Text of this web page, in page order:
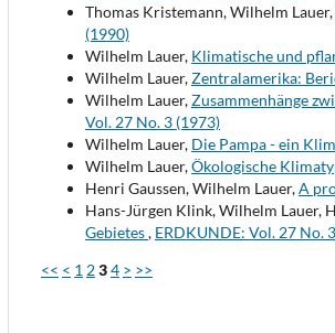
Thomas Kristemann, Wilhelm Lauer,
(1990)
Wilhelm Lauer, Klimatische und
Wilhelm Lauer,Zentralamerika:
Wilhelm Lauer,Zusammenhänge
Vol. 27 No. 3 (1973)
Wilhelm Lauer, Die Pampa - ein
Wilhelm Lauer,Ökologische
Henri Gaussen, Wilhelm Lauer,A
Hans-Jürgen Klink, Wilhelm Lauer,
Gebietes, ERDKUNDE: Vol. 27 No.
<< < 1 234 > >>